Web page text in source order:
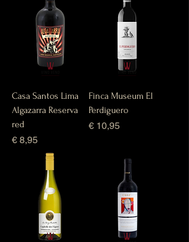
Casa Santos Lima
Algazarra Reserva
red
Prijs
€ 8,95
Finca Museum El
Perdiguero
Prijs
€ 10,95